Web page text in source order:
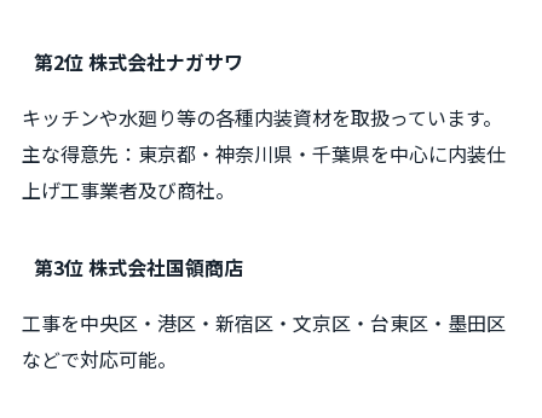
第2位 株式会社ナガサワ
キッチンや水廻り等の各種内装資材を取扱っています。
主な得意先：東京都・神奈川県・千葉県を中心に内装仕
上げ工事業者及び商社。
第3位 株式会社国領商店
工事を中央区・港区・新宿区・文京区・台東区・墨田区
などで対応可能。